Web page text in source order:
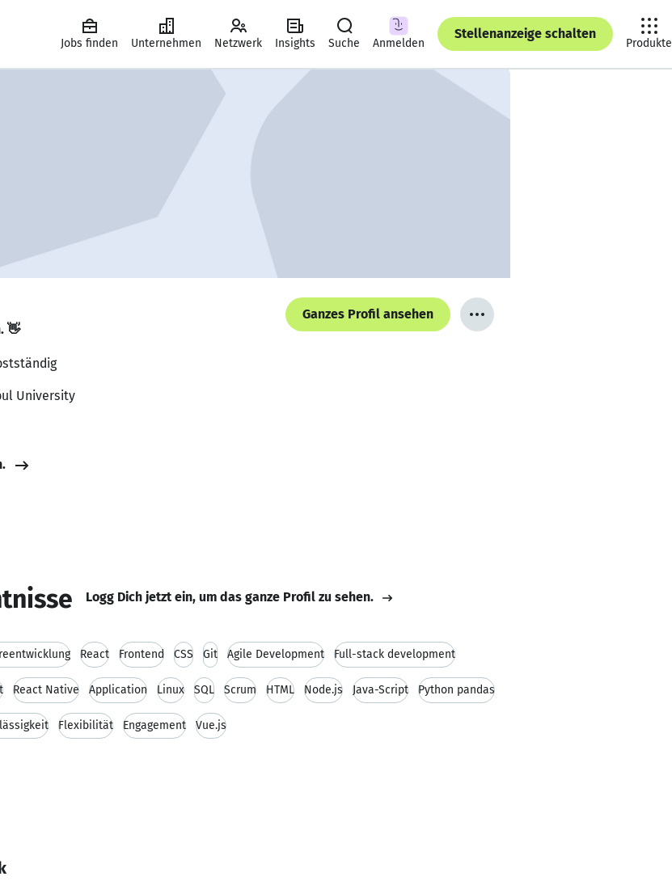
Jobs finden Unternehmen Netzwerk Insights Suche Anmelden
Stellenanzeige schalten
Produkte
👋
Ganzes Profil ansehen
University
Logg Dich jetzt ein, um das ganze Profil zu sehen.
React Frontend CSS Git Agile Development Full-stack development
React Native Application Linux SQL Scrum HTML Node.js Java-Script Python pandas
Flexibilität Engagement Vue.js